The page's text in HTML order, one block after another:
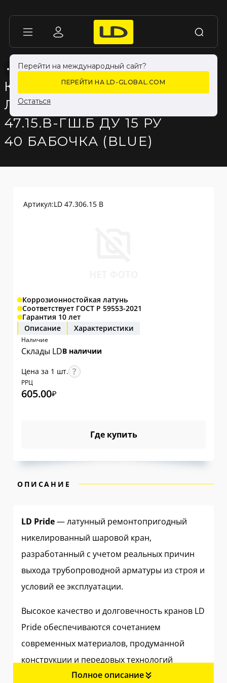
Перейти на международный сайт?
ПЕРЕЙТИ НА LD-GLOBAL.COM
Остаться
КРАНЫ LD PRIDE ДЛЯ ЖИДКОСТИ
КРАН ШАРОВОЙ
ЛАТУННЫЙ LD PRIDE
47.15.В-ГШ.Б ДУ 15 РУ
40 БАБОЧКА (BLUE)
КРАНЫ LD PRIDE ДЛЯ ЖИДКОСТИ
Артикул:LD 47.306.15 B
Коррозионностойкая латунь
Соответствует ГОСТ Р 59553-2021
Гарантия 10 лет
Описание
Характеристики
Наличие
Склады LDВ наличии
Цена за 1 шт.
РРЦ
605.00₽
Где купить
ОПИСАНИЕ
LD Pride— латунный ремонтопригодный
никелированный шаровой кран,
разработанный с учетом реальных причин
выхода трубопроводной арматуры из строя и
условий ее эксплуатации.
Высокое качество и долговечность кранов LD
Pride обеспечиваются сочетанием
современных материалов, продуманной
конструкции и передовых технологий
производства.Полное описание